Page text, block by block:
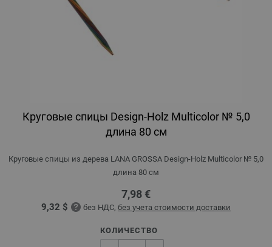
Круговые спицы Design-Holz Multicolor № 5,0
длина 80 см
Круговые спицы из дерева LANA GROSSA Design-Holz Multicolor № 5,0
длина 80 см
7,98 €
9,32 $ без НДС, без учета стоимости доставки
КОЛИЧЕСТВО